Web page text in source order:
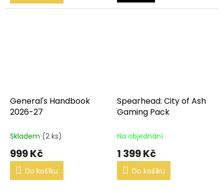
General's Handbook
2026-27
Skladem (2 ks)
999 Kč
Do košíku
Spearhead: City of Ash
Gaming Pack
Na objednání
1 399 Kč
Do košíku